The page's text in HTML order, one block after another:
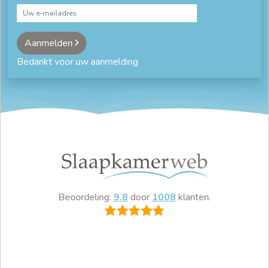
Aanmelden
Bedankt voor uw aanmelding
Beoordeling: 9.8 door 1008 klanten.